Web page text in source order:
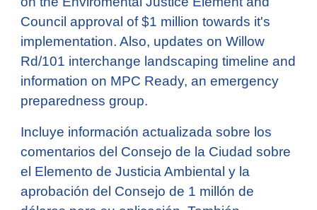
Council approval of $1 million towards it's
implementation. Also, updates on Willow
Rd/101 interchange landscaping timeline and
information on MPC Ready, an emergency
preparedness group.
Incluye información actualizada sobre los
comentarios del Consejo de la Ciudad sobre
el Elemento de Justicia Ambiental y la
aprobación del Consejo de 1 millón de